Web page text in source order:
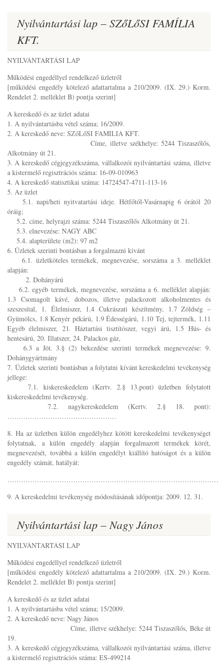
Nyilvántartási lap – SZőLőSI FAMÍLIA
KFT.
NYILVÁNTARTÁSI LAP
Működési engedéllyel rendelkező üzletről
[működési engedély kötelező adattartalma a 210/2009. (IX. 29.) Korm.
Rendelet 2. melléklet B) pontja szerint]
A kereskedő és az üzlet adatai
1. A nyilvántartásba vétel száma; 16/2009.
2. A kereskedő neve: SZőLőSI FAMILIA KFT.
Címe, illetve székhelye: 5244 Tiszaszőlős,
Alkotmány út 21.
3. A kereskedő cégjegyzékszáma, vállalkozói nyilvántartási száma, illetve
a kistermelő regisztrációs száma: 16-09-010963
4. A kereskedő statisztikai száma: 14724547-4711-113-16
5. Az üzlet
5.1. napi/heti nyitvatartási ideje. Hétfőtől-Vasárnapig 6 órától 20
óráig;
5.2. címe, helyrajzi száma: 5244 Tiszaszőlős Alkotmány út 21.
5.3. elnevezése: NAGY ABC
5.4. alapterülete (m2): 97 m2
6. Üzletek szerinti bontásban a forgalmazni kívánt
6.1. üzletköteles termékek, megnevezése, sorszáma a 3. melléklet
alapján:
2. Dohányárú
6.2. egyéb termékek, megnevezése, sorszáma a 6. melléklet alapján:
1.3 Csomagolt kávé, dobozos, illetve palackozott alkoholmentes és
szeszesital, 1. Élelmiszer, 1.4 Cukrászati készítmény, 1.7 Zöldség –
Gyümölcs, 1.8 Kenyér pékárú, 1.9 Édességárú, 1.10 Tej, tejtermék, 1.11
Egyéb élelmiszer, 21. Háztartási tisztítószer, vegyi árú, 1.5 Hús- és
hentesárú, 20. Illatszer, 24. Palackos gáz,
6.3 a Jöt. 3.§ (2) bekezdése szerinti termékek megnevezése: 9.
Dohánygyártmány
7. Üzletek szerinti bontásban a folytatni kívánt kereskedelmi tevékenység
jellege:
7.1. kiskereskedelem (Kertv. 2.§ 13.pont) üzletben folytatott
kiskereskedelmi tevékenység.
7.2. nagykereskedelem (Kertv. 2.§ 18. pont):
…………………………………………
8. Ha az üzletben külön engedélyhez kötött kereskedelmi tevékenységet
folytatnak, a külön engedély alapján forgalmazott termékek körét,
megnevezését, továbbá a külön engedélyt kiállító hatóságot és a külön
engedély számát, hatályát:
9. A kereskedelmi tevékenység módosításának időpontja: 2009. 12. 31.
Nyilvántartási lap – Nagy János
NYILVÁNTARTÁSI LAP
Működési engedéllyel rendelkező üzletről
[működési engedély kötelező adattartalma a 210/2009. (IX. 29.) Korm.
Rendelet 2. melléklet B) pontja szerint]
A kereskedő és az üzlet adatai
1. A nyilvántartásba vétel száma; 15/2009.
2. A kereskedő neve: Nagy János
Címe, illetve székhelye: 5244 Tiszaszőlős, Béke út
19.
3. A kereskedő cégjegyzékszáma, vállalkozói nyilvántartási száma, illetve
a kistermelő regisztrációs száma: ES-499214